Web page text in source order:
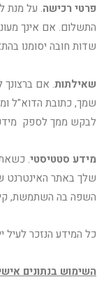
פרטי רכישה. על מנת
התשלום. אם אינך
שדות חובה יסומנו
שאילתות. אם
שמך, כתובת הדוא"ל
לבקש ממך לספק מידע
מידע סטטיסטי.
השפה בה השתמשת,
כל המידע הנזכר לעיל
השימוש בנתונים